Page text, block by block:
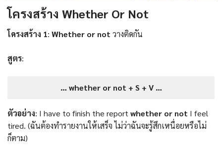
โครงสร้าง Whether Or Not
โครงสร้าง 1: Whether or not วางติดกัน
สูตร:
… whether or not + S + V …
ตัวอย่าง: I have to finish the report whether or not I feel
tired. (ฉันต้องทำรายงานให้เสร็จ ไม่ว่าฉันจะรู้สึกเหนื่อยหรือไม่
ก็ตาม)